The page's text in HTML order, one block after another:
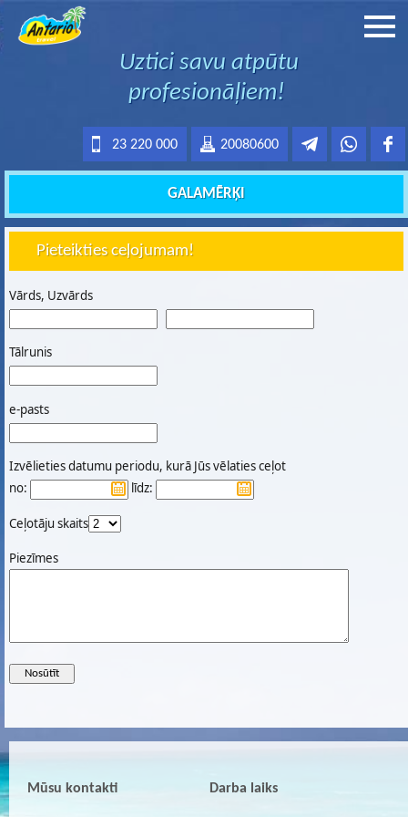
Uztici savu atpūtu
profesionāļiem!
20080600
23 220 000
GALAMĒRĶI
Pieteikties ceļojumam!
Vārds, Uzvārds
Tālrunis
e-pasts
Izvēlieties datumu periodu, kurā Jūs vēlaties ceļot
no:
līdz:
Ceļotāju skaits
Piezīmes
Mūsu kontakti Darba laiks